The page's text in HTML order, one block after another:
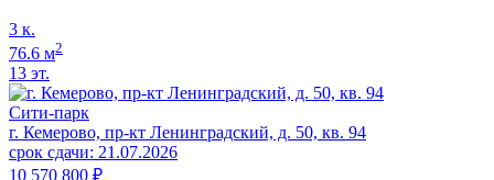
3 к.
76.6 м2
13 эт.
Сити-парк
г. Кемерово, пр-кт Ленинградский, д. 50, кв. 94
срок сдачи: 21.07.2026
10 570 800 ₽